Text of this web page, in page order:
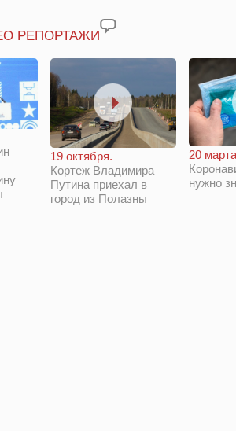
РЕПОРТАЖИ
19 октября.
Кортеж Владимира
Путина приехал в
город из Полазны
20
нужно